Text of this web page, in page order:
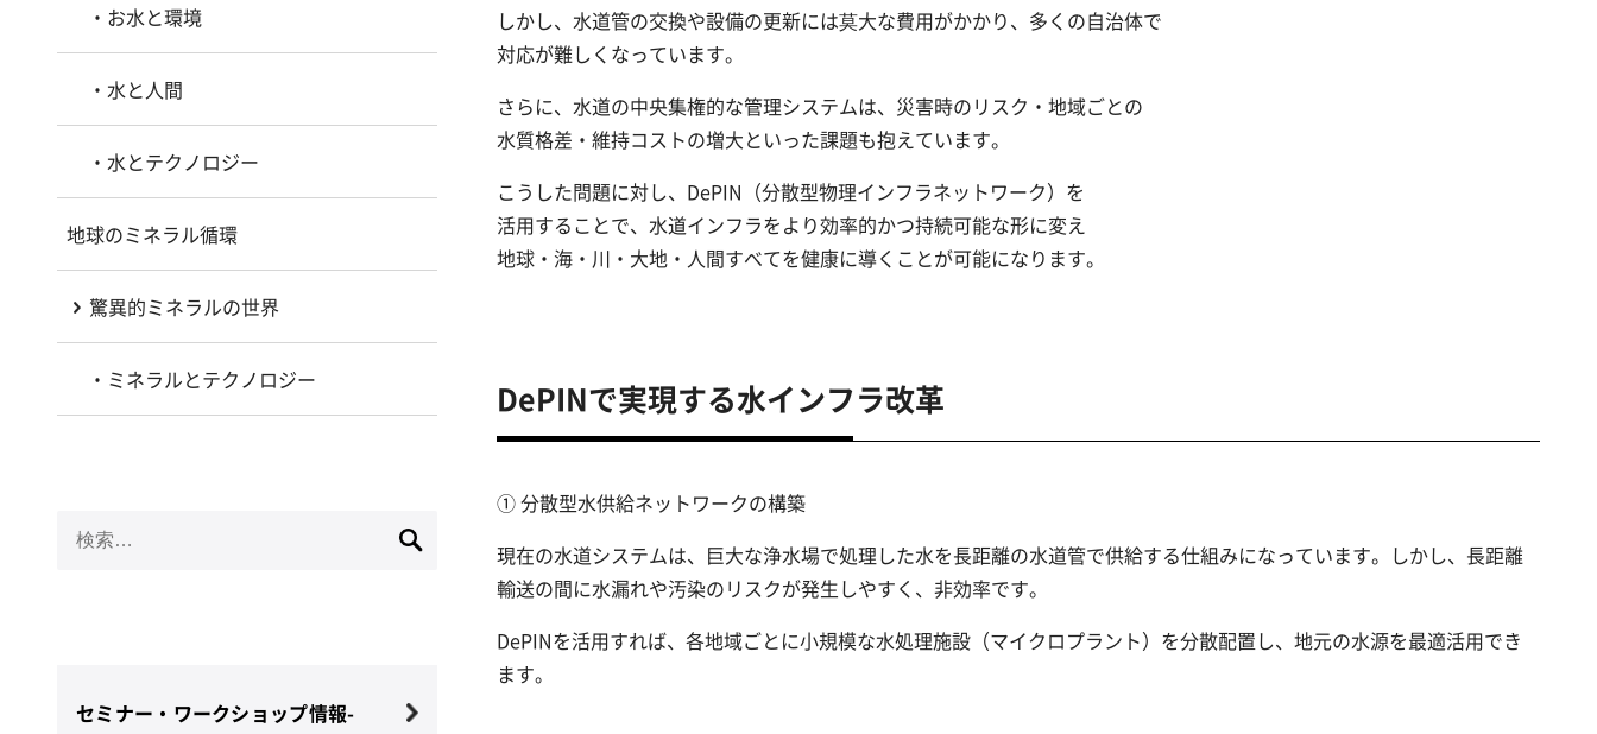
しかし、水道管の交換や設備の更新には莫大な費用がかかり、多くの自治体で
対応が難しくなっています。
さらに、水道の中央集権的な管理システムは、災害時のリスク・地域ごとの
水質格差・維持コストの増大といった課題も抱えています。
こうした問題に対し、DePIN（分散型物理インフラネットワーク）を
活用することで、水道インフラをより効率的かつ持続可能な形に変え
地球・海・川・大地・人間すべてを健康に導くことが可能になります。
DePINで実現する水インフラ改革
① 分散型水供給ネットワークの構築
現在の水道システムは、巨大な浄水場で処理した水を長距離の水道管で供給する仕組みになっています。しかし、長距離
輸送の間に水漏れや汚染のリスクが発生しやすく、非効率です。
DePINを活用すれば、各地域ごとに小規模な水処理施設（マイクロプラント）を分散配置し、地元の水源を最適活用でき
ます。
お水と環境
水と人間
水とテクノロジー
地球のミネラル循環
驚異的ミネラルの世界
ミネラルとテクノロジー
索:
セミナー・ワークショップ情報-